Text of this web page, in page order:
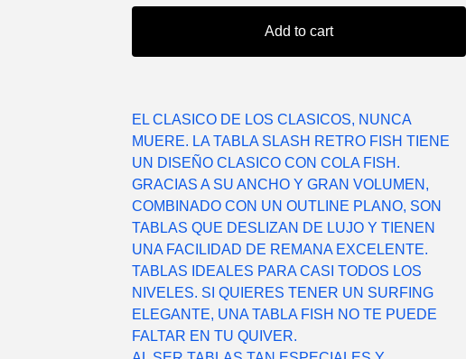
Add to cart
EL CLASICO DE LOS CLASICOS, NUNCA
MUERE. LA TABLA SLASH RETRO FISH TIENE
UN DISEÑO CLASICO CON COLA FISH.
GRACIAS A SU ANCHO Y GRAN VOLUMEN,
COMBINADO CON UN OUTLINE PLANO, SON
TABLAS QUE DESLIZAN DE LUJO Y TIENEN
UNA FACILIDAD DE REMANA EXCELENTE.
TABLAS IDEALES PARA CASI TODOS LOS
NIVELES. SI QUIERES TENER UN SURFING
ELEGANTE, UNA TABLA FISH NO TE PUEDE
FALTAR EN TU QUIVER.